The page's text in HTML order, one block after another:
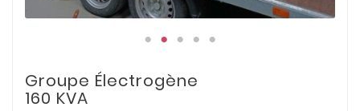
Groupe Électrogène
160 KVA